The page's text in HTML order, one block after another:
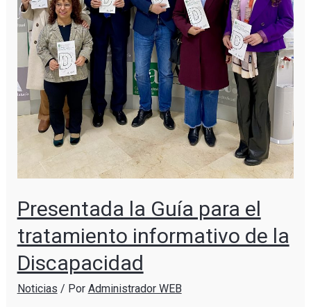
Presentada la Guía para el
tratamiento informativo de la
Discapacidad
Noticias / Por Administrador WEB